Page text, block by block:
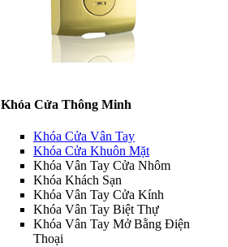
Khóa Cửa Thông Minh
Khóa Cửa Vân Tay
Khóa Cửa Khuôn Mặt
Khóa Vân Tay Cửa Nhôm
Khóa Khách Sạn
Khóa Vân Tay Cửa Kính
Khóa Vân Tay Biệt Thự
Khóa Vân Tay Mở Bằng Điện
Thoại